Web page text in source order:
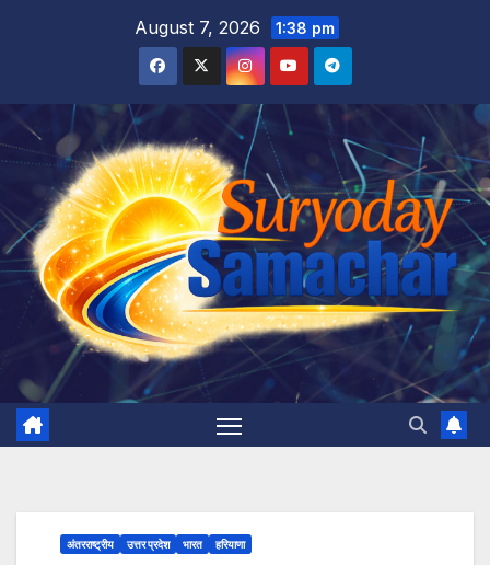
August 7, 2026 1:38 pm
अंतरराष्ट्रीय उत्तर प्रदेश भारत हरियाणा